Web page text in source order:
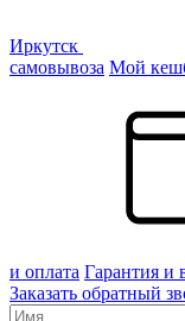
Иркутск
самовывоза Мой
и оплата Гарантия и
Заказать обратный